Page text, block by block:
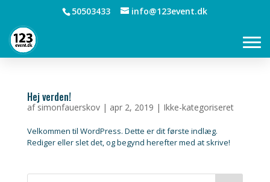
50503433 info@123event.dk
Hej verden!
af simonfauerskov| apr 2, 2019 | Ikke-kategoriseret
Velkommen til WordPress. Dette er dit første indlæg.
Rediger eller slet det, og begynd herefter med at skrive!